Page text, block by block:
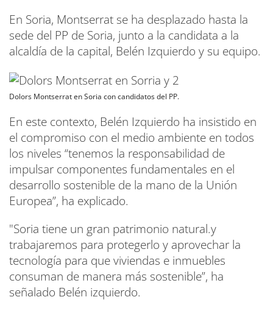
En Soria, Montserrat se ha desplazado hasta la
sede del PP de Soria, junto a la candidata a la
alcaldía de la capital, Belén Izquierdo y su equipo.
Dolors Montserrat en Soria con candidatos del PP.
En este contexto, Belén Izquierdo ha insistido en
el compromiso con el medio ambiente en todos
los niveles “tenemos la responsabilidad de
impulsar componentes fundamentales en el
desarrollo sostenible de la mano de la Unión
Europea”, ha explicado.
"Soria tiene un gran patrimonio natural.y
trabajaremos para protegerlo y aprovechar la
tecnología para que viviendas e inmuebles
consuman de manera más sostenible”, ha
señalado Belén izquierdo.